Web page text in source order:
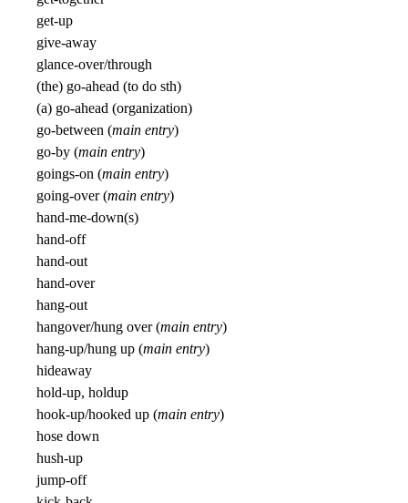
get-up
give-away
glance-over/through
(the) go-ahead (to do sth)
(a) go-ahead (organization)
go-between (main entry)
go-by (main entry)
goings-on (main entry)
going-over (main entry)
hand-me-down(s)
hand-off
hand-out
hand-over
hang-out
hangover/hung over (main entry)
hang-up/hung up (main entry)
hideaway
hold-up, holdup
hook-up/hooked up (main entry)
hose down
hush-up
jump-off